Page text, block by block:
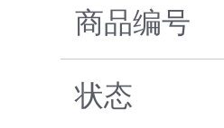
商品编号
状态